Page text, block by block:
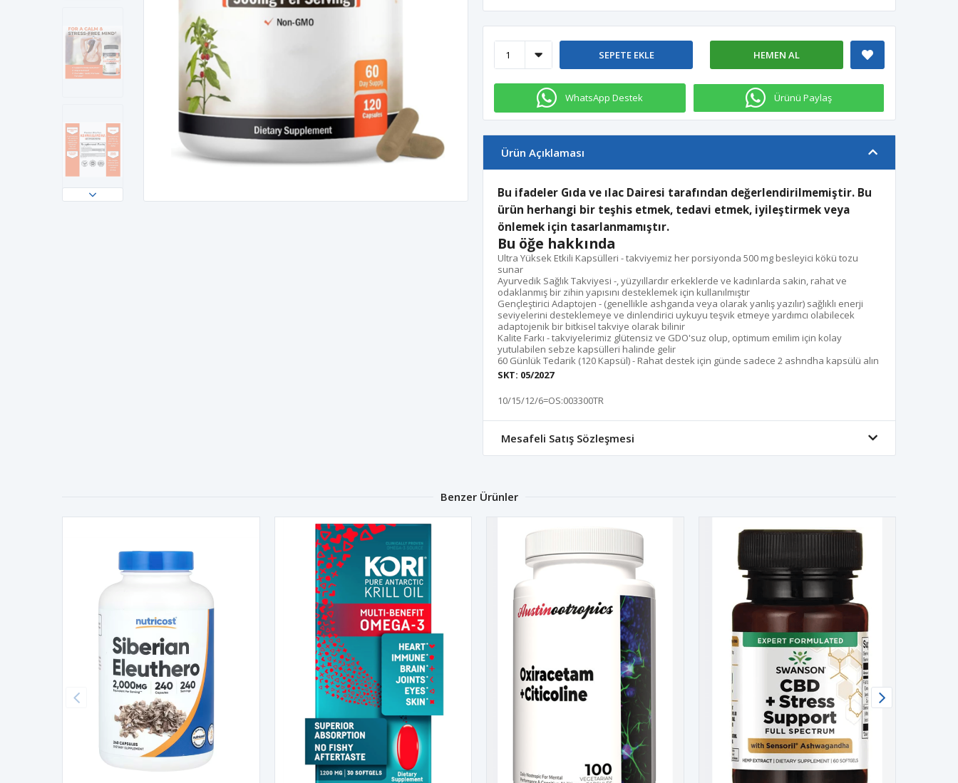
HEMEN AL
SEPETE EKLE
WhatsApp Destek Ürünü Paylaş
Ürün Açıklaması
Bu ifadeler Gıda ve ılac Dairesi tarafından değerlendirilmemiştir. Bu
ürün herhangi bir teşhis etmek, tedavi etmek, iyileştirmek veya
önlemek için tasarlanmamıştır.
Bu öğe hakkında
Ultra Yüksek Etkili Kapsülleri - takviyemiz her porsiyonda 500 mg besleyici kökü tozu
sunar
Ayurvedik Sağlık Takviyesi -, yüzyıllardır erkeklerde ve kadınlarda sakin, rahat ve
odaklanmış bir zihin yapısını desteklemek için kullanılmıştır
Gençleştirici Adaptojen - (genellikle ashganda veya olarak yanlış yazılır) sağlıklı enerji
seviyelerini desteklemeye ve dinlendirici uykuyu teşvik etmeye yardımcı olabilecek
adaptojenik bir bitkisel takviye olarak bilinir
Kalite Farkı - takviyelerimiz glütensiz ve GDO'suz olup, optimum emilim için kolay
yutulabilen sebze kapsülleri halinde gelir
60 Günlük Tedarik (120 Kapsül) - Rahat destek için günde sadece 2 ashndha kapsülü alın
SKT: 05/2027
10/15/12/6=OS:003300TR
Mesafeli Satış Sözleşmesi
Benzer Ürünler